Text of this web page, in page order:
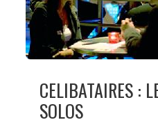
CELIBATAIRES :
SOLOS